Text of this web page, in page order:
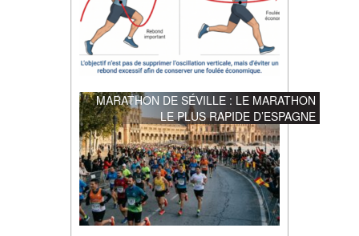
MARATHON DE SÉVILLE : LE MARATHON
LE PLUS RAPIDE D’ESPAGNE